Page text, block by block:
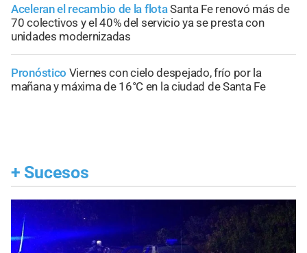
Aceleran el recambio de la flotaSanta Fe renovó más de
70 colectivos y el 40% del servicio ya se presta con
unidades modernizadas
Pronóstico Viernes con cielo despejado, frío por la
mañana y máxima de 16°C en la ciudad de Santa Fe
+ Sucesos